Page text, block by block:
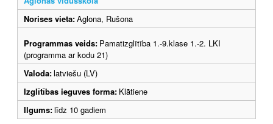
Norises vieta:Aglona, Rušona
Programmas veids: Pamatizglītība 1.-9.klase 1.-2. LKI
(programma ar kodu 21)
Valoda:latviešu (LV)
Izglītības ieguves forma: Klātiene
Ilgums:līdz 10 gadiem